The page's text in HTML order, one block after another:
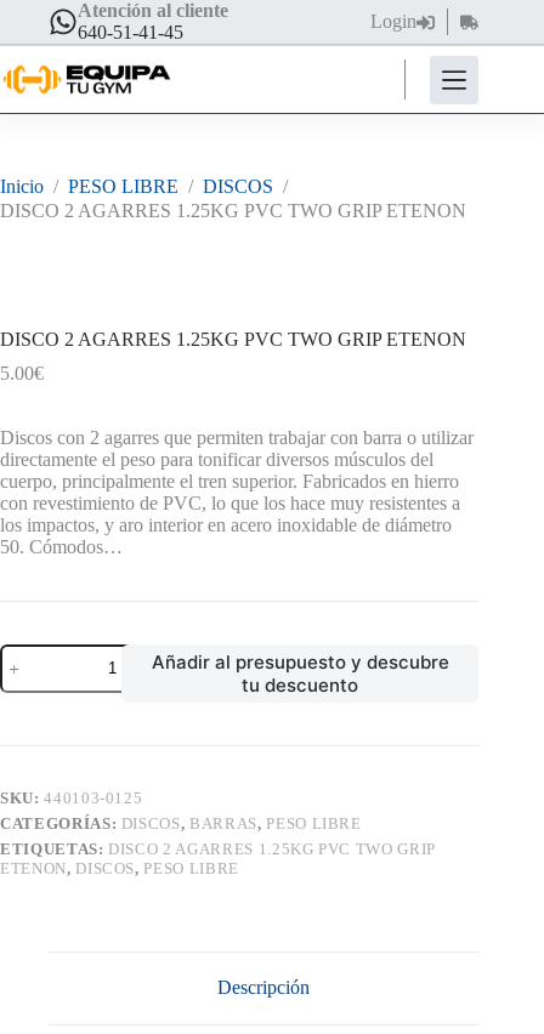
contenido
Atención al cliente
640-51-41-45
Login
Carro
de
compra
Inicio / PESO LIBRE / DISCOS /
DISCO 2 AGARRES 1.25KG PVC TWO GRIP ETENON
DISCO 2 AGARRES 1.25KG PVC TWO GRIP ETENON
5.00€
Discos con 2 agarres que permiten trabajar con barra o utilizar
directamente el peso para tonificar diversos músculos del
cuerpo, principalmente el tren superior. Fabricados en hierro
con revestimiento de PVC, lo que los hace muy resistentes a
los impactos, y aro interior en acero inoxidable de diámetro
50. Cómodos…
DISCO
AGARRES
ETENON
cantidad
Añadir al presupuesto y descubre
tu descuento
SKU:440103-0125
CATEGORÍAS: DISCOS, BARRAS, PESO LIBRE
ETIQUETAS: DISCO 2 AGARRES 1.25KG PVC TWO GRIP
ETENON, DISCOS, PESO LIBRE
Descripción